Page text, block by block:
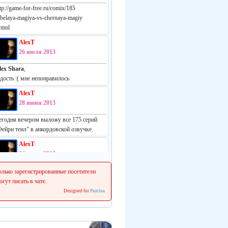
game-for-free.ru/comix/185
magiya-vs-chernaya-magiy
AlexT
26 июля 2013
Shara,
:( мне непонравилось
AlexT
28 июня 2013
вечером выложу все 175 серий
теил" в анкордовской озвучке.
AlexT
24 июня 2013
русская манга:
vk.com/white_vs_black_m
начинаем делать свежие релизы.
зарегистрированные посетители
писать в чате.
Designed for Pautina